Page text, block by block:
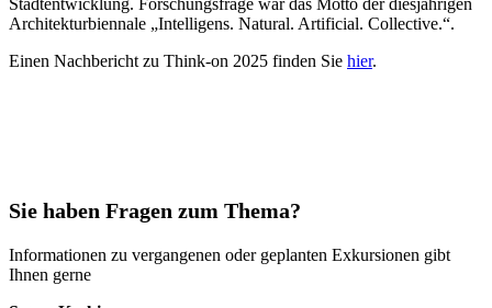
Stadtentwicklung. Forschungsfrage war das Motto der diesjährigen
Architekturbiennale „Intelligens. Natural. Artificial. Collective.“.
Einen Nachbericht zu Think-on 2025 finden Sie hier.
Sie haben Fragen zum Thema?
Informationen zu vergangenen oder geplanten Exkursionen gibt
Ihnen gerne